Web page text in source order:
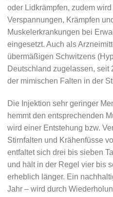
oder Lidkrämpfen, zudem
Verspannungen, Krämpfen
Muskelerkrankungen bei
eingesetzt. Auch als
übermäßigen Schwitzens
Deutschland zugelassen, seit
der mimischen Falten in der
Die Injektion sehr geringer
hemmt den entsprechenden
wird einer Entstehung bzw.
Stirnfalten und Krähenfüsse
entfaltet sich drei bis sieben
und hält in der Regel vier bis
erheblich länger. Ein
Jahr – wird durch